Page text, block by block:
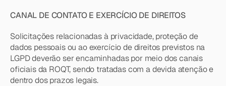
CANAL DE CONTATO E EXERCÍCIO DE DIREITOS
Solicitações relacionadas à privacidade, proteção de
dados pessoais ou ao exercício de direitos previstos na
LGPD deverão ser encaminhadas por meio dos canais
oficiais da ROQT, sendo tratadas com a devida atenção e
dentro dos prazos legais.